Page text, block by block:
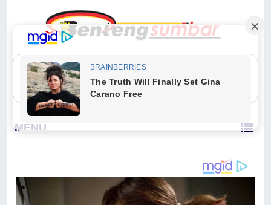
"Sesungguhnya Allah dan para malaikat-Nya berselawat untuk Nabi.
Wahai orang-orang yang beriman, berselawatlah kamu untuk Nabi dan
ucapkanlah salam dengan penuh penghormatan kepadanya." (Qs. Al
Ahzab Ayat 56)
MENU